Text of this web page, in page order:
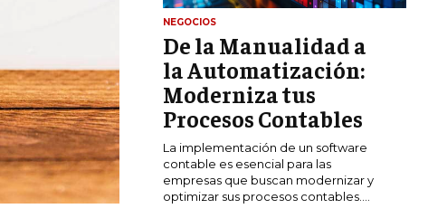
LIFESTYLE
MARKETING
ESTRATEGIAS DE MARKETING
AGENCIAS DE POSICIONAMIENTO WEB
SEO
VENTA DE ENLACES
NEGOCIOS
De la Manualidad a
la Automatización:
Moderniza tus
Procesos Contables
La implementación de un software
contable es esencial para las
empresas que buscan modernizar y
optimizar sus procesos contables....